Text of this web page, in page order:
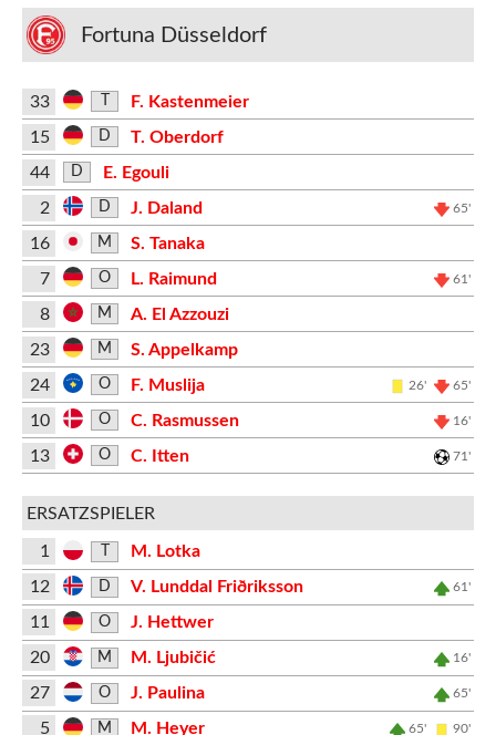
Fortuna Düsseldorf
33
F. Kastenmeier
15
D
T. Oberdorf
44
D
E. Egouli
2
D J. Daland 65'
16 M
S. Tanaka
7
O L. Raimund 61'
8 M
A. El Azzouzi
23
M
S. Appelkamp
24
O F. Muslija 26' 65'
10 O C. Rasmussen 16'
13 O C. Itten 71'
ERSATZSPIELER
1
M. Lotka
12
D V. Lunddal Friðriksson 61'
11 O
J. Hettwer
20
M M. Ljubičić 16'
27 O J. Paulina 65'
5 M M. Heyer 65' 90'